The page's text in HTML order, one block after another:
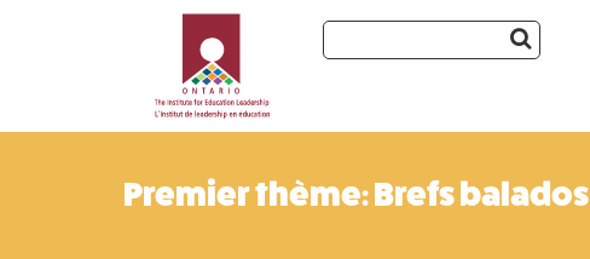
Premier thème: Brefs balados